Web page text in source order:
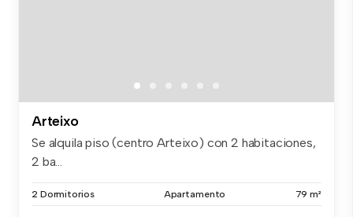
Arteixo
Se alquila piso (centro Arteixo) con 2 habitaciones,
2 ba...
2 Dormitorios Apartamento 79 m²